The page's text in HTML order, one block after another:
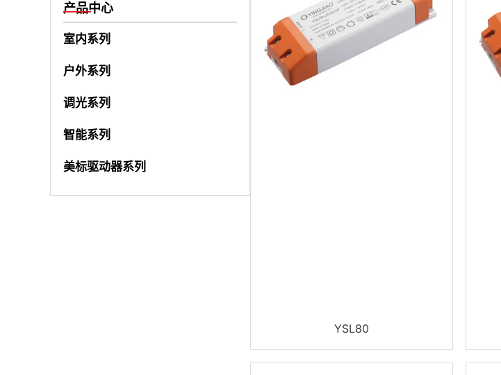
产品中心
室内系列
户外系列
调光系列
智能系列
美标驱动器系列
YSL80